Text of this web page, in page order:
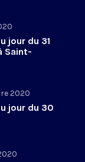
jour du 31
Saint-
2020
jour du 30